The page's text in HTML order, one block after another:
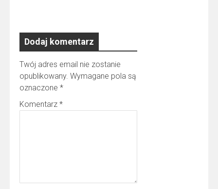
Dodaj komentarz
Twój adres email nie zostanie
opublikowany. Wymagane pola są
oznaczone *
Komentarz *